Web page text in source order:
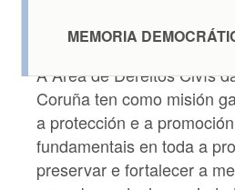
MEMORIA
A Área de Dereitos Civís
Coruña ten como misión
a protección e a
fundamentais en toda a
preservar e fortalecer a